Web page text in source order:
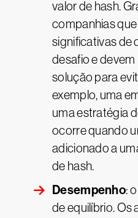
valor de hash.
companhias
significativas de
desafio e
solução para
exemplo, uma
uma estratégia
ocorre quando
adicionado a
de hash.
Desempenho:
de equilíbrio. Os